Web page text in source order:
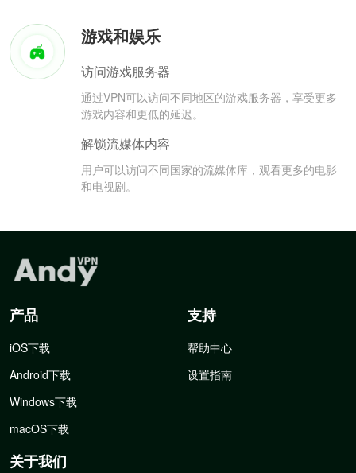
游戏和娱乐
访问游戏服务器
通过VPN可以访问不同地区的游戏服务器，享受更多
游戏内容和更低的延迟。
解锁流媒体内容
用户可以访问不同国家的流媒体库，观看更多的电影
和电视剧。
产品
iOS下载
Android下载
Windows下载
macOS下载
支持
帮助中心
设置指南
关于我们